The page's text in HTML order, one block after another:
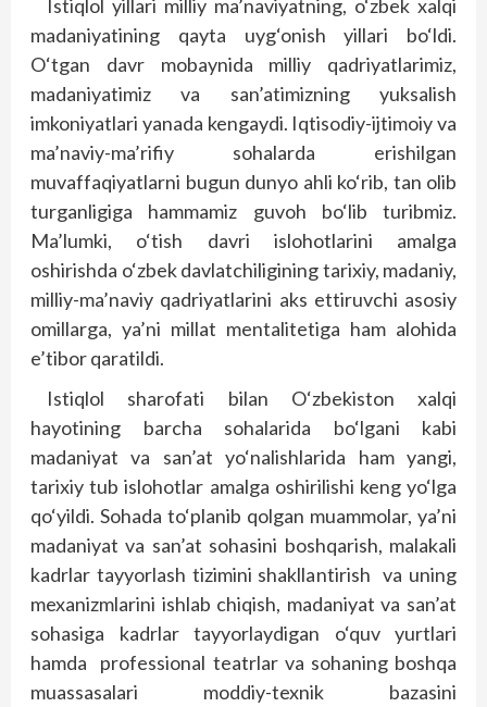
Istiqlol yillari milliy ma’naviyatning, o‘zbek xalqi
madaniyatining qayta uyg‘onish yillari bo‘ldi.
O‘tgan davr mobaynida milliy qadriyatlarimiz,
madaniyatimiz va san’atimizning yuksalish
imkoniyatlari yanada kengaydi. Iqtisodiy-ijtimoiy va
ma’naviy-ma’rifiy sohalarda erishilgan
muvaffaqiyatlarni bugun dunyo ahli ko‘rib, tan olib
turganligiga hammamiz guvoh bo‘lib turibmiz.
Ma’lumki, o‘tish davri islohotlarini amalga
oshirishda o‘zbek davlatchiligining tarixiy, madaniy,
milliy-ma’naviy qadriyatlarini aks ettiruvchi asosiy
omillarga, ya’ni millat mentalitetiga ham alohida
e’tibor qaratildi.
Istiqlol sharofati bilan O‘zbekiston xalqi
hayotining barcha sohalarida bo‘lgani kabi
madaniyat va san’at yo‘nalishlarida ham yangi,
tarixiy tub islohotlar amalga oshirilishi keng yo‘lga
qo‘yildi. Sohada to‘planib qolgan muammolar, ya’ni
madaniyat va san’at sohasini boshqarish, malakali
kadrlar tayyorlash tizimini shakllantirish va uning
mexanizmlarini ishlab chiqish, madaniyat va san’at
sohasiga kadrlar tayyorlaydigan o‘quv yurtlari
hamda professional teatrlar va sohaning boshqa
muassasalari moddiy-texnik bazasini